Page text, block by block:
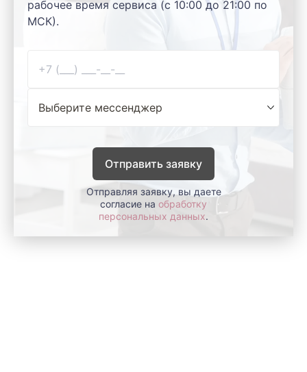
рабочее время сервиса (с 10:00 до 21:00 по
МСК).
Отправить заявку
Отправляя заявку, вы даете
согласие на обработку
персональных данных.